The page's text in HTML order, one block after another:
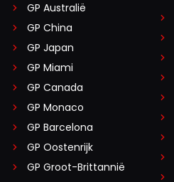
GP Australië
GP China
GP Japan
GP Miami
GP Canada
GP Monaco
GP Barcelona
GP Oostenrijk
GP Groot-Brittannië